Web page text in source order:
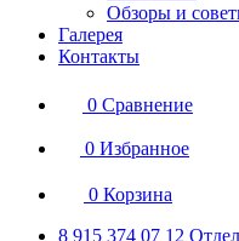
Обзоры и
Галерея
Контакты
0 Сравнение
0 Избранное
0 Корзина
8 915 374 07 12